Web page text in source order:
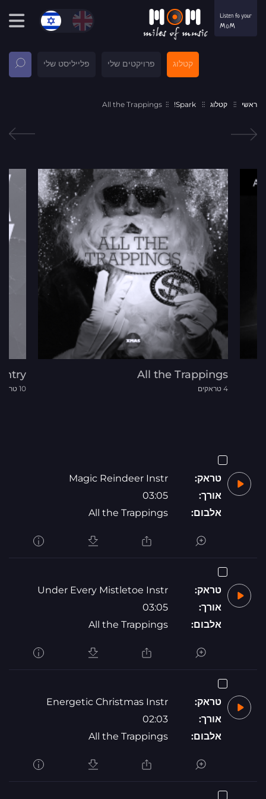
קטלוג פרויקטים שלי פלייליסט שלי
ראשי קטלוג Spark!
All the Trappings
All the Trappings
4 טראקים 10 טראקים
טראק:
Magic Reindeer Instr
אורך:
03:05
אלבום:
All the Trappings
טראק:
Under Every Mistletoe Instr
אורך:
03:05
אלבום:
All the Trappings
טראק:
Energetic Christmas Instr
אורך:
02:03
אלבום:
All the Trappings